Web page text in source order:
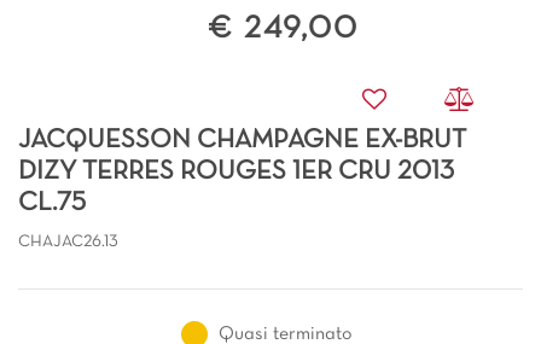
€ 249,00
JACQUESSON CHAMPAGNE EX-BRUT
DIZY TERRES ROUGES 1ER CRU 2013
CL.75
CHAJAC26.13
Quasi terminato